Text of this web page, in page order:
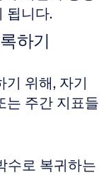
됩니다.
하기
기 위해, 자기
는 주간 지표들
수로 복귀하는